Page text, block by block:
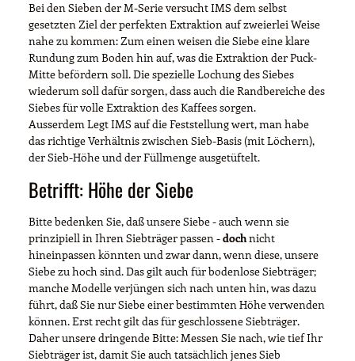
Bei den Sieben der M-Serie versucht IMS dem selbst
gesetzten Ziel der perfekten Extraktion auf zweierlei Weise
nahe zu kommen: Zum einen weisen die Siebe eine klare
Rundung zum Boden hin auf, was die Extraktion der Puck-
Mitte befördern soll. Die spezielle Lochung des Siebes
wiederum soll dafür sorgen, dass auch die Randbereiche des
Siebes für volle Extraktion des Kaffees sorgen.
Ausserdem Legt IMS auf die Feststellung wert, man habe
das richtige Verhältnis zwischen Sieb-Basis (mit Löchern),
der Sieb-Höhe und der Füllmenge ausgetüftelt.
Betrifft: Höhe der Siebe
Bitte bedenken Sie, daß unsere Siebe - auch wenn sie
prinzipiell in Ihren Siebträger passen -dochnicht
hineinpassen könnten und zwar dann, wenn diese, unsere
Siebe zu hoch sind. Das gilt auch für bodenlose Siebträger;
manche Modelle verjüngen sich nach unten hin, was dazu
führt, daß Sie nur Siebe einer bestimmten Höhe verwenden
können. Erst recht gilt das für geschlossene Siebträger.
Daher unsere dringende Bitte: Messen Sie nach, wie tief Ihr
Siebträger ist, damit Sie auch tatsächlich jenes Sieb